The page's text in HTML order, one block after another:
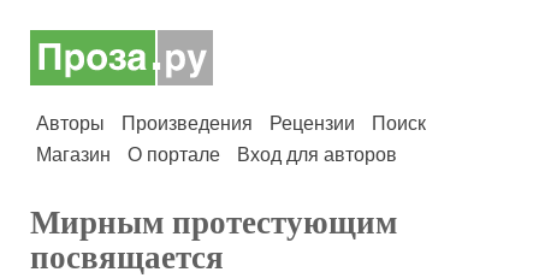
Авторы Произведения Рецензии
Поиск
Магазин
О портале Вход для авторов
Мирным протестующим
посвящается